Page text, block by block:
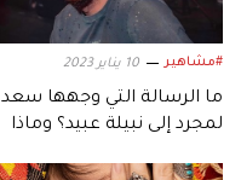
#مشاهير 10 يناير 2023
ما الرسالة التي وجهها سعد
لمجرد إلى نبيلة عبيد؟ وماذا